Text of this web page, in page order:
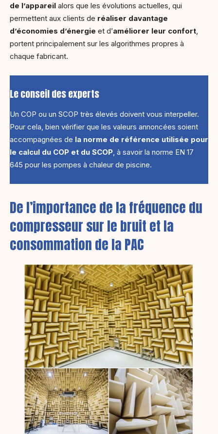
de l’appareil alors que les évolutions actuelles, qui
permettent aux clients de réaliser davantage
d’économies d’énergie et d’améliorer leur confort,
portent principalement sur les algorithmes propres à
chaque fabricant.
Le conseil des experts
Un COP ou un SCOP très élevés doivent vous interpeller.
Pour cela, bien vérifier que les valeurs annoncées soient
accompagnées de la norme de référence utilisée pour
le calcul du COP et du SCOP, à savoir la norme EN 17
645 pour les pompes à chaleur de piscine.
De l’importance de la fréquence du
compresseur sur le bruit et la
consommation de la PAC